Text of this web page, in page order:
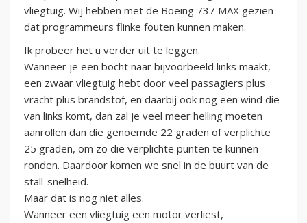
vliegtuig. Wij hebben met de Boeing 737 MAX gezien
dat programmeurs flinke fouten kunnen maken.
Ik probeer het u verder uit te leggen.
Wanneer je een bocht naar bijvoorbeeld links maakt,
een zwaar vliegtuig hebt door veel passagiers plus
vracht plus brandstof, en daarbij ook nog een wind die
van links komt, dan zal je veel meer helling moeten
aanrollen dan die genoemde 22 graden of verplichte
25 graden, om zo die verplichte punten te kunnen
ronden. Daardoor komen we snel in de buurt van de
stall-snelheid.
Maar dat is nog niet alles.
Wanneer een vliegtuig een motor verliest,